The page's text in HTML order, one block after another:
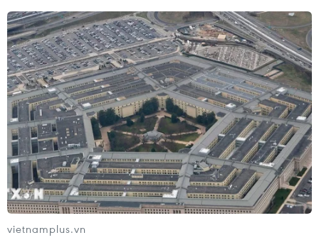
vietnamplus.vn